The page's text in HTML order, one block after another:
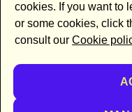
Newsletter
By subscribing to the
cookies. If you want to
or some cookies, click
consult our Cookie